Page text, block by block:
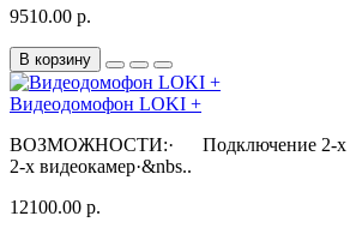
9510.00 р.
В корзину
Видеодомофон LOKI +
ВОЗМОЖНОСТИ:· Подключение 2-х
2-х видеокамер·&nbs..
12100.00 р.